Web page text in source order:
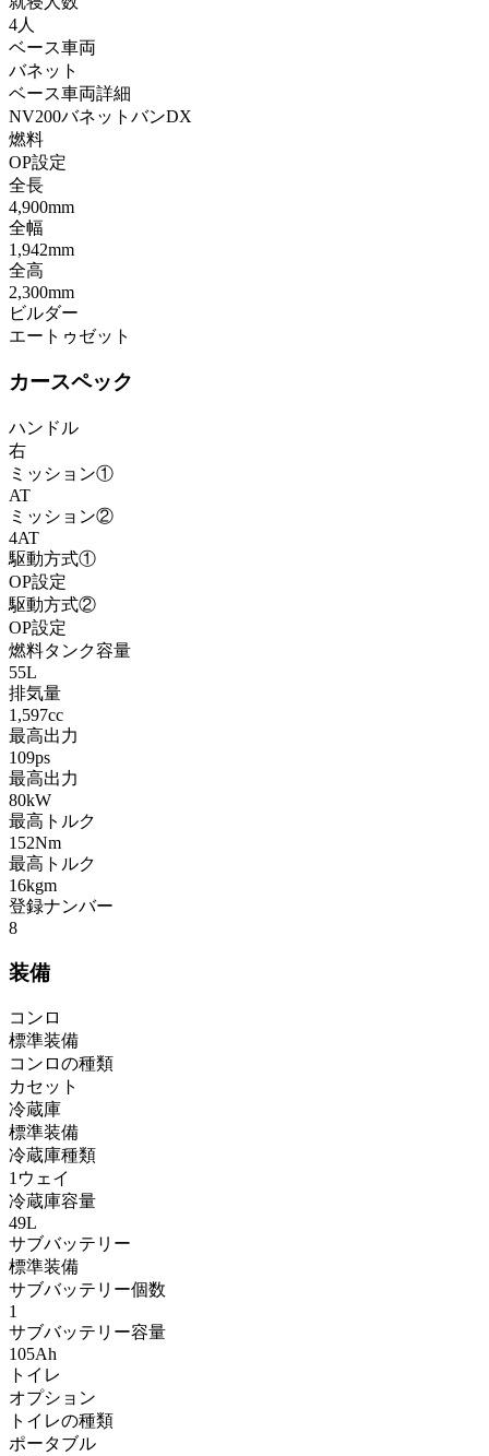
4人
ベース車両
バネット
ベース車両詳細
NV200バネットバンDX
燃料
OP設定
全長
4,900mm
全幅
1,942mm
全高
2,300mm
ビルダー
エートゥゼット
カースペック
ハンドル
右
ミッション①
AT
ミッション②
4AT
駆動方式①
OP設定
駆動方式②
OP設定
燃料タンク容量
55L
排気量
1,597cc
最高出力
109ps
最高出力
80kW
最高トルク
152Nm
最高トルク
16kgm
登録ナンバー
8
装備
コンロ
標準装備
コンロの種類
カセット
冷蔵庫
標準装備
冷蔵庫種類
1ウェイ
冷蔵庫容量
49L
サブバッテリー
標準装備
サブバッテリー個数
1
サブバッテリー容量
105Ah
トイレ
オプション
トイレの種類
ポータブル